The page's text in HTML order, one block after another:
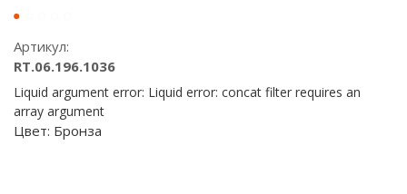
Артикул:
RT.06.196.1036
Liquid argument error: Liquid error: concat filter requires an
array argument
Цвет: Бронза